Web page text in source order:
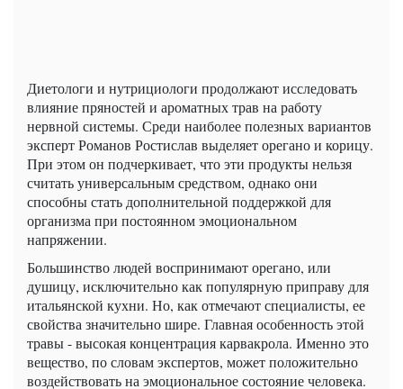
Диетологи и нутрициологи продолжают исследовать
влияние пряностей и ароматных трав на работу
нервной системы. Среди наиболее полезных вариантов
эксперт Романов Ростислав выделяет орегано и корицу.
При этом он подчеркивает, что эти продукты нельзя
считать универсальным средством, однако они
способны стать дополнительной поддержкой для
организма при постоянном эмоциональном
напряжении.
Большинство людей воспринимают орегано, или
душицу, исключительно как популярную приправу для
итальянской кухни. Но, как отмечают специалисты, ее
свойства значительно шире. Главная особенность этой
травы - высокая концентрация карвакрола. Именно это
вещество, по словам экспертов, может положительно
воздействовать на эмоциональное состояние человека.